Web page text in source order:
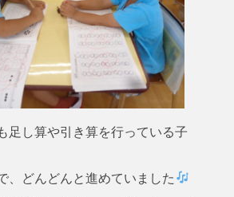
足し算や引き算を行っている子
、どんどんと進めていました